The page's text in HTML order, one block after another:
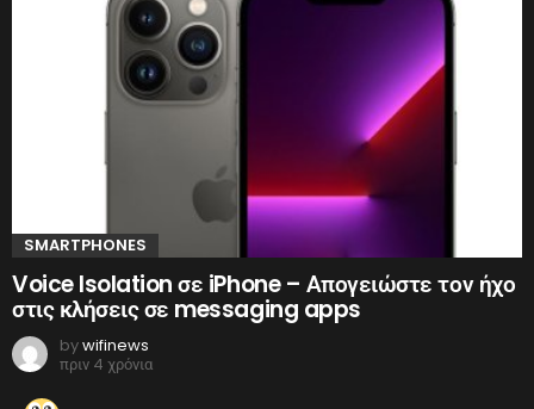
SMARTPHONES
Voice Isolation σε iPhone – Απογειώστε τον ήχο
στις κλήσεις σε messaging apps
bywifinews
πριν 4 χρόνια